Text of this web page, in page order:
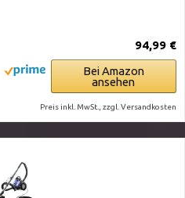
94,99 €
Bei Amazon
ansehen
Preis inkl. MwSt., zzgl. Versandkosten